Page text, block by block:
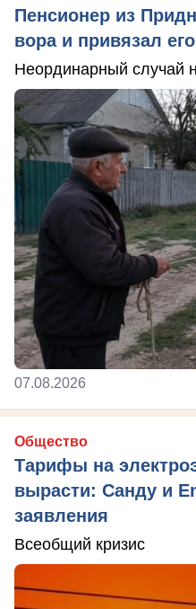
Пенсионер из
вора и привязал
Неординарный случай
07.08.2026
Общество
Тарифы на
вырасти: Санду и
заявления
Всеобщий кризис